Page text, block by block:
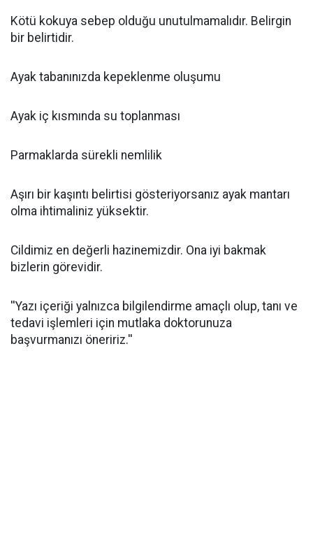
Kötü kokuya sebep olduğu unutulmamalıdır. Belirgin
bir belirtidir.
Ayak tabanınızda kepeklenme oluşumu
Ayak iç kısmında su toplanması
Parmaklarda sürekli nemlilik
Aşırı bir kaşıntı belirtisi gösteriyorsanız ayak mantarı
olma ihtimaliniz yüksektir.
Cildimiz en değerli hazinemizdir. Ona iyi bakmak
bizlerin görevidir.
''Yazı içeriği yalnızca bilgilendirme amaçlı olup, tanı ve
tedavi işlemleri için mutlaka doktorunuza
başvurmanızı öneririz.''